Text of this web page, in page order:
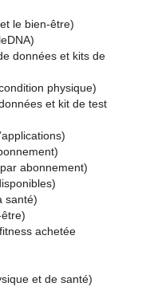
le bien-être)
données et kits de
physique)
et kit de test
abonnement)
santé)
achetée
et de santé)